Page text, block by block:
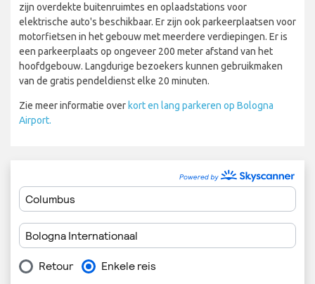
zijn overdekte buitenruimtes en oplaadstations voor
elektrische auto's beschikbaar. Er zijn ook parkeerplaatsen voor
motorfietsen in het gebouw met meerdere verdiepingen. Er is
een parkeerplaats op ongeveer 200 meter afstand van het
hoofdgebouw. Langdurige bezoekers kunnen gebruikmaken
van de gratis pendeldienst elke 20 minuten.
Zie meer informatie over kort en lang parkeren op Bologna
Airport.